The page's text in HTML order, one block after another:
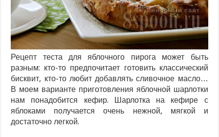
Рецепт теста для яблочного пирога может быть
разным: кто-то предпочитает готовить классический
бисквит, кто-то любит добавлять сливочное масло…
В моем варианте приготовления яблочной шарлотки
нам понадобится кефир. Шарлотка на кефире с
яблоками получается очень нежной, мягкой и
достаточно легкой.